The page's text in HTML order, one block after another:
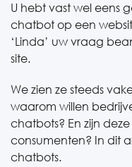
U hebt vast wel eens
chatbot op een
‘Linda’ uw vraag
site.
We zien ze steeds
waarom willen
chatbots? En zijn
consumenten? In dit
chatbots.